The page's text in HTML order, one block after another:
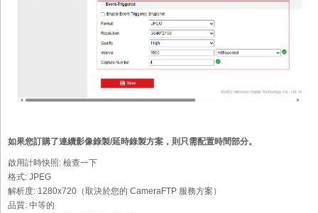
如果您訂購了連續影像錄製/延時錄製方案，則只需配置時間部分。
啟用計時快照: 檢查一下
格式: JPEG
解析度: 1280x720（取決於您的 CameraFTP 服務方案）
品質: 中等的